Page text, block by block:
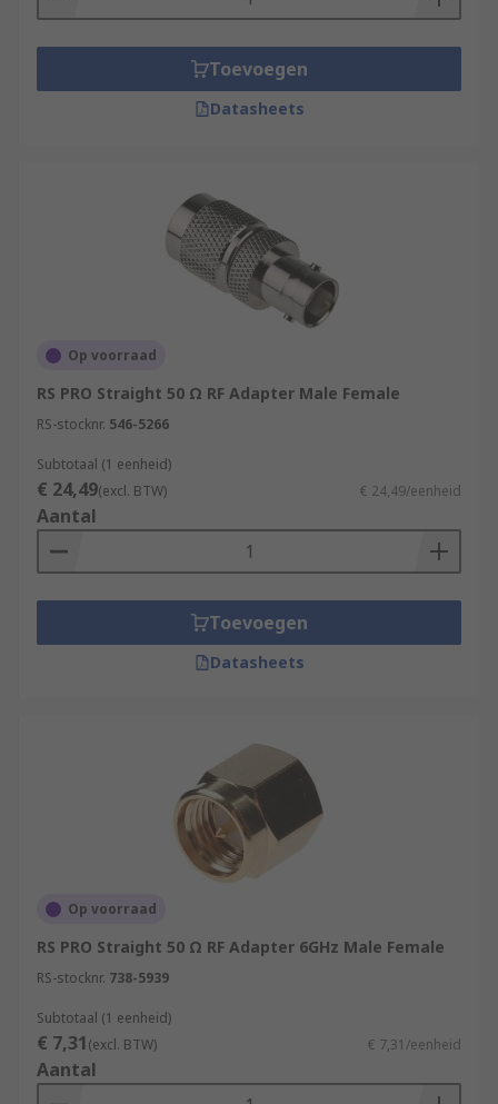
Toevoegen
Datasheets
Op voorraad
RS PRO Straight 50 Ω RF Adapter Male Female
RS-stocknr. 546-5266
Subtotaal (1 eenheid)
€ 24,49(excl. BTW) € 24,49/eenheid
Aantal
Toevoegen
Datasheets
Op voorraad
RS PRO Straight 50 Ω RF Adapter 6GHz Male Female
RS-stocknr. 738-5939
Subtotaal (1 eenheid)
€ 7,31(excl. BTW) € 7,31/eenheid
Aantal